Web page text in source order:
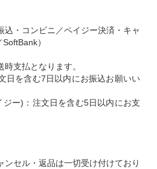
込・コンビニ／ペイジー決済・キャ
）
支払となります。
日を含む7日以内にお振込お願いい
ー)：注文日を含む5日以内にお支
ンセル・返品は一切受け付けており